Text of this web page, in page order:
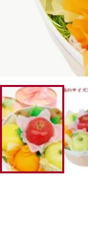
幸水梨ロイヤル
シャインマスカット
クイーンルージュ
神紅ぶどう
ナガノパープル